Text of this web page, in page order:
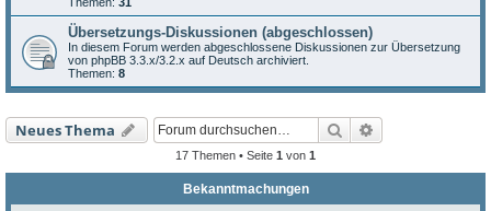
Übersetzungs-Diskussionen (abgeschlossen)
In diesem Forum werden abgeschlossene Diskussionen zur Übersetzung
von phpBB 3.3.x/3.2.x auf Deutsch archiviert.
Themen: 8
Neues Thema Suche
17 Themen • Seite 1 von 1
Bekanntmachungen